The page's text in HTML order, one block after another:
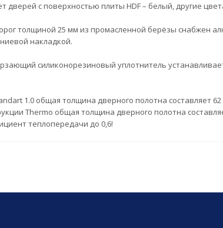
дверей с поверхностью плиты HDF – белый, другие
толщиной 25 мм из промасленной берёзы снабжен
накладкой.
силиконорезиновый уплотнитель
1.0 общая толщина дверного полотна составляет
Thermo общая толщина дверного полотна
теплопередачи до 0,6!